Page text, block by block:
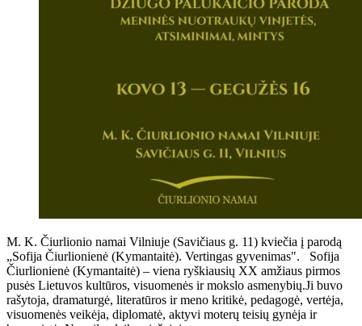
M. K. Čiurlionio namai Vilniuje (Savičiaus g. 11) kviečia į parodą
„Sofija Čiurlionienė (Kymantaitė). Vertingas gyvenimas". Sofija
Čiurlionienė (Kymantaitė) – viena ryškiausių XX amžiaus pirmos
pusės Lietuvos kultūros, visuomenės ir mokslo asmenybių.Ji buvo
rašytoja, dramaturgė, literatūros ir meno kritikė, pedagogė, vertėja,
visuomenės veikėja, diplomatė, aktyvi moterų teisių gynėja ir